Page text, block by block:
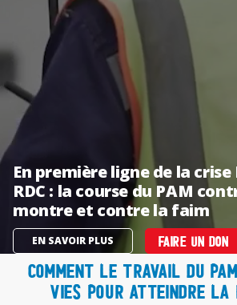
En première ligne de la crise
RDC : la course du PAM
montre et contre la faim
EN SAVOIR PLUS FAIRE UN DON
Comment le travail du
vies pour atteindre la